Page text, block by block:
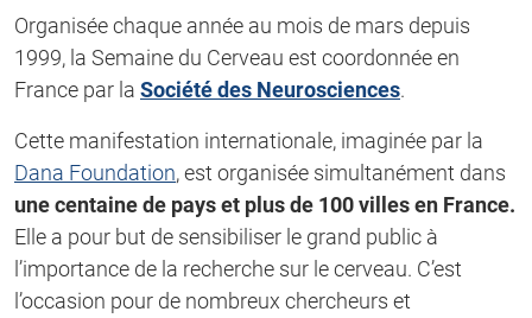
Organisée chaque année au mois de mars depuis
1999, la Semaine du Cerveau est coordonnée en
France par la Société des Neurosciences.
Cette manifestation internationale, imaginée par la
Dana Foundation, est organisée simultanément dans
une centaine de pays et plus de 100 villes en France.
Elle a pour but de sensibiliser le grand public à
l’importance de la recherche sur le cerveau. C’est
l’occasion pour de nombreux chercheurs et